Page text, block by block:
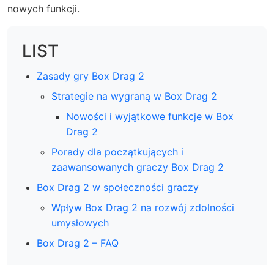
nowych funkcji.
LIST
Zasady gry Box Drag 2
Strategie na wygraną w Box Drag 2
Nowości i wyjątkowe funkcje w Box
Drag 2
Porady dla początkujących i
zaawansowanych graczy Box Drag 2
Box Drag 2 w społeczności graczy
Wpływ Box Drag 2 na rozwój zdolności
umysłowych
Box Drag 2 – FAQ